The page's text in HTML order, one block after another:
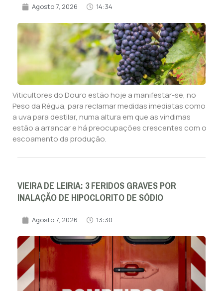
Agosto 7, 2026 14:34
Viticultores do Douro estão hoje a manifestar-se, no
Peso da Régua, para reclamar medidas imediatas como
a uva para destilar, numa altura em que as vindimas
estão a arrancar e há preocupações crescentes com o
escoamento da produção.
VIEIRA DE LEIRIA: 3 FERIDOS GRAVES POR
INALAÇÃO DE HIPOCLORITO DE SÓDIO
Agosto 7, 2026 13:30